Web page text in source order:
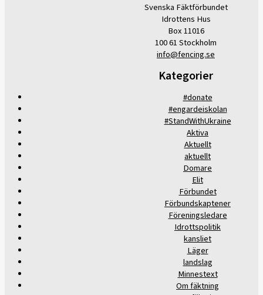
Svenska Fäktförbundet
Idrottens Hus
Box 11016
100 61 Stockholm
info@fencing.se
Kategorier
#donate
#engardeiskolan
#StandWithUkraine
Aktiva
Aktuellt
aktuellt
Domare
Elit
Förbundet
Förbundskaptener
Föreningsledare
Idrottspolitik
kansliet
Läger
landslag
Minnestext
Om fäktning